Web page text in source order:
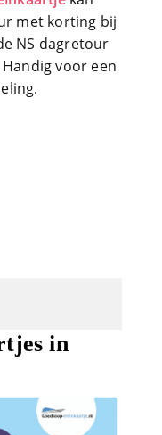
met korting bij
NS dagretour
voor een
in